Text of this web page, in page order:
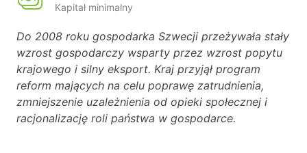
Kapitał minimalny
Do 2008 roku gospodarka Szwecji przeżywała stały
wzrost gospodarczy wsparty przez wzrost popytu
krajowego i silny eksport. Kraj przyjął program
reform mających na celu poprawę zatrudnienia,
zmniejszenie uzależnienia od opieki społecznej i
racjonalizację roli państwa w gospodarce.